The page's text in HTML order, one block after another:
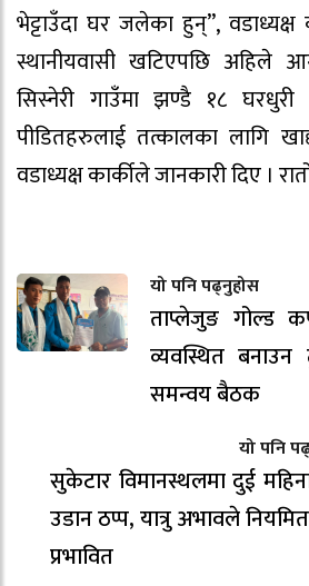
भेट्टाउँदा घर जलेका हुन्”, वडाध्यक्ष
स्थानीयवासी खटिएपछि अहिले
सिस्नेरी गाउँमा झण्डै १८
पीडितहरुलाई तत्कालका लागि
वडाध्यक्ष कार्कीले जानकारी दिए ।
यो पनि पढ्नुहोस
ताप्लेजुङ गोल्ड
व्यवस्थित बनाउन
समन्वय बैठक
यो पनि
सुकेटार विमानस्थलमा दुई
उडान ठप्प, यात्रु अभावले
प्रभावित